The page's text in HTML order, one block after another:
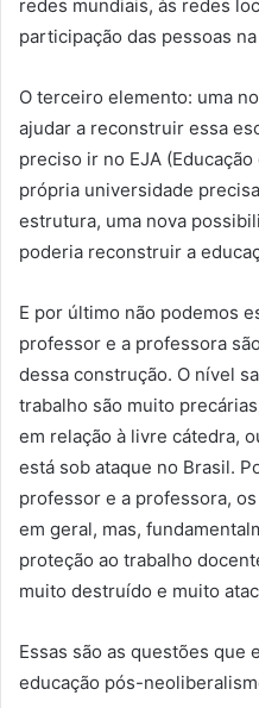
redes mundiais, às redes
participação das pessoas
O terceiro elemento: uma
ajudar a reconstruir essa
preciso ir no EJA
própria universidade
estrutura, uma nova
poderia reconstruir a
E por último não podemos
professor e a professora
dessa construção. O nível
trabalho são muito
em relação à livre cátedra,
está sob ataque no Brasil.
professor e a professora,
em geral, mas,
proteção ao trabalho
muito destruído e muito
Essas são as questões que
educação pós-